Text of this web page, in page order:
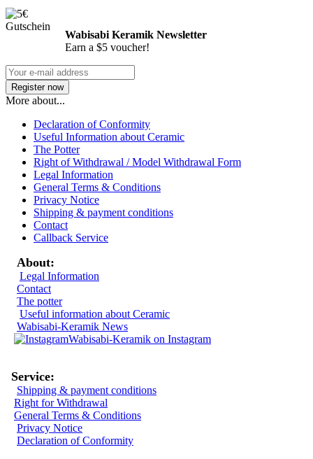
Wabisabi Keramik Newsletter
Earn a $5 voucher!
More about...
Declaration of Conformity
Useful Information about Ceramic
The Potter
Right of Withdrawal / Model Withdrawal Form
Legal Information
General Terms & Conditions
Privacy Notice
Shipping & payment conditions
Contact
Callback Service
About:
Legal Information
Contact
The potter
Useful information about Ceramic
Wabisabi-Keramik News
Wabisabi-Keramik on Instagram
Service:
Shipping & payment conditions
Right for Withdrawal
General Terms & Conditions
Privacy Notice
Declaration of Conformity